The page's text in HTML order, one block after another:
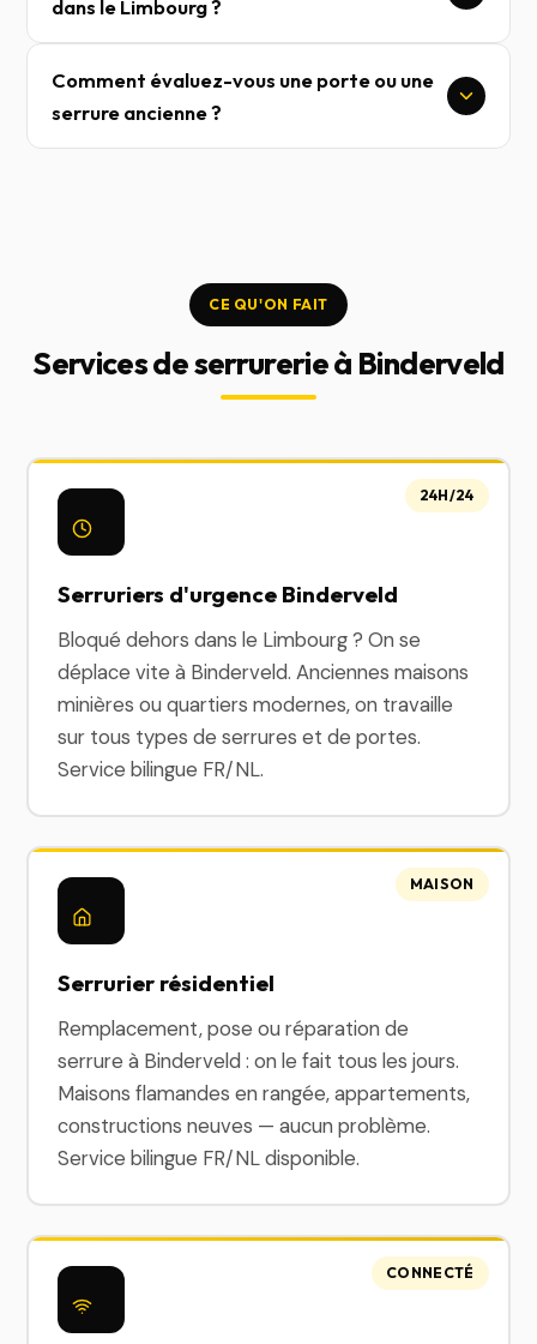
dans le Limbourg ?
Comment évaluez-vous une porte ou une
serrure ancienne ?
CE QU'ON FAIT
Services de serrurerie à Binderveld
Serruriers d'urgence Binderveld
Bloqué dehors dans le Limbourg ? On se
déplace vite à Binderveld. Anciennes maisons
minières ou quartiers modernes, on travaille
sur tous types de serrures et de portes.
Service bilingue FR/NL.
24H/24
Serrurier résidentiel
Remplacement, pose ou réparation de
serrure à Binderveld : on le fait tous les jours.
Maisons flamandes en rangée, appartements,
constructions neuves — aucun problème.
Service bilingue FR/NL disponible.
MAISON
CONNECTÉ